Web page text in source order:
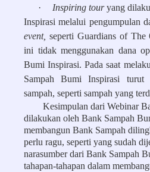
·
Inspiring touryang
Inspirasi melalui pengumpulan
event, seperti Guardians of
ini tidak menggunakan dana
Bumi Inspirasi. Pada saat
Sampah Bumi Inspirasi turut
sampah, seperti sampah yang
Kesimpulan dari Webinar
dilakukan oleh Bank Sampah
membangun Bank Sampah
perlu ragu, seperti yang sudah
narasumber dari Bank Sampah
tahapan-tahapan dalam